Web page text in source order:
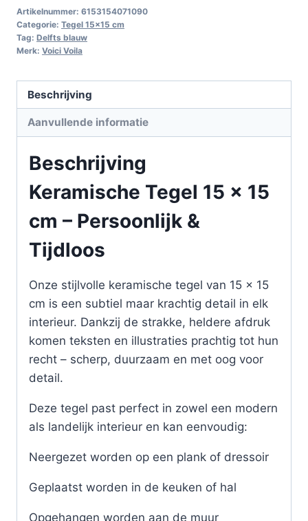
Artikelnummer: 6153154071090
Categorie: Tegel 15x15 cm
Tag: Delfts blauw
Merk: Voici Voila
Beschrijving
Aanvullende informatie
Beschrijving
Keramische Tegel 15 x 15
cm – Persoonlijk &
Tijdloos
Onze stijlvolle keramische tegel van 15 x 15
cm is een subtiel maar krachtig detail in elk
interieur. Dankzij de strakke, heldere afdruk
komen teksten en illustraties prachtig tot hun
recht – scherp, duurzaam en met oog voor
detail.
Deze tegel past perfect in zowel een modern
als landelijk interieur en kan eenvoudig:
Neergezet worden op een plank of dressoir
Geplaatst worden in de keuken of hal
Opgehangen worden aan de muur